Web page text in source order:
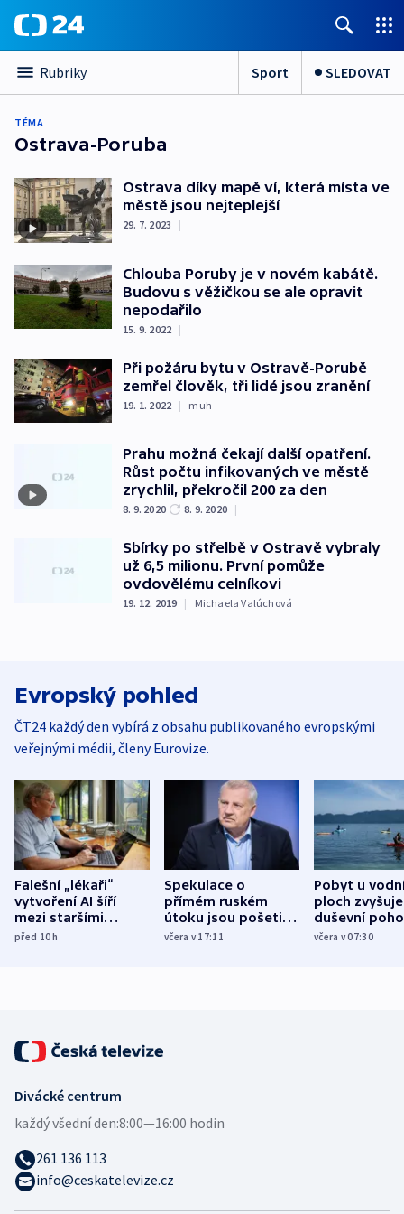
Rubriky Sport SLEDOVAT
TÉMA
Ostrava-Poruba
Ostrava díky mapě ví, která místa ve
městě jsou nejteplejší
29. 7. 2023 |
Chlouba Poruby je v novém kabátě.
Budovu s věžičkou se ale opravit
nepodařilo
15. 9. 2022 |
Při požáru bytu v Ostravě-Porubě
zemřel člověk, tři lidé jsou zranění
19. 1. 2022 | muh
Prahu možná čekají další opatření.
Růst počtu infikovaných ve městě
zrychlil, překročil 200 za den
8. 9. 2020 8. 9. 2020 |
Sbírky po střelbě v Ostravě vybraly
už 6,5 milionu. První pomůže
ovdovělému celníkovi
19. 12. 2019 | Michaela Valúchová
Evropský pohled
ČT24 každý den vybírá z obsahu publikovaného evropskými
veřejnými médii, členy Eurovize.
Falešní „lékaři“
vytvoření AI šíří
mezi staršími
Poláky nebezpečné
před 10h
Spekulace o
přímém ruském
útoku jsou pošetilé,
míní estonský
včera v 17:11
Pobyt u
ploch zvyšuje
duševní
ukázala
včera v 07:30
Divácké centrum
každý všední den:8:00—16:00 hodin
261 136 113
info@ceskatelevize.cz